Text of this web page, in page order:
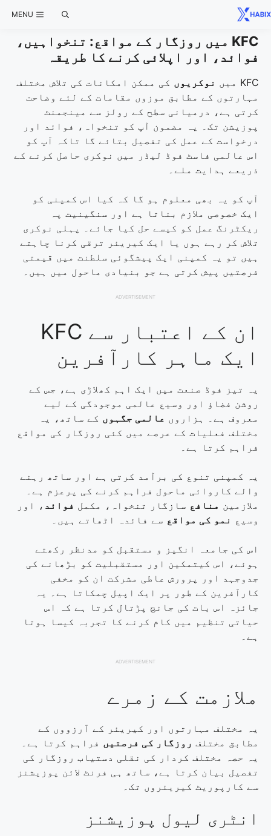
content
MENU
KFC میں روزگار کے مواقع: تنخواہیں،
فوائد، اور اپلائی کرنے کا طریقہ
KFC میں نوکریوں کی ممکن امکانات کی تلاش مختلف
مہارتوں کے مطابق موزوں مقامات کے لئے وضاحت
کرتی ہے، درمیانی سطح کے رولز سے مینجمنٹ
پوزیشن تک۔ یہ مضمون آپ کو تنخواہ، فوائد اور
درخواست کے عمل کی تفصیل بتائے گا تاکہ آپ کو
اس عالمی فاسٹ فوڈ لیڈر میں نوکری حاصل کرنے کے
ذریعے ہدایت ملے۔
آپ کو یہ بھی معلوم ہو گا کہ کیا اس کمپنی کو
ایک خصوصی ملازم بناتا ہے اور سنگینیت پہ
ریکٹرنگ عمل کو کیسے حل کیا جائے۔ پہلی نوکری
تلاش کر رہے ہوں یا ایک کیریئر ترقی کرنا چاہتے
ہیں تو یہ کمپنی ایک پیشگوئی سلطنت میں قیمتی
فرصتیں پیش کرتی ہے جو بنیادی ماحول میں ہیں۔
ADVERTISEMENT
ان کے اعتبار سے KFC
ایک ماہر کارآفرین
یہ تیز فوڈ صنعت میں ایک اہم کھلاڑی ہے، جس کے
روشن فضاؤ اور وسیع عالمی موجودگی کے لیے
معروف ہے۔ ہزاروں عالمی جگہوں کے ساتھ، یہ
مختلف فعلیات کے عرصے میں کئی روزگار کی مواقع
فراہم کرتا ہے۔
یہ کمپنی تنوع کی برآمد کرتی ہے اور ساتھ رہنے
والے کاروائی ماحول فراہم کرنے کی پرعزم ہے۔
ملازمین منافع سازگار تنخواہ، مکمل فوائد ، اور
وسیع نمو کی مواقع سے فائدہ اٹھاتے ہیں۔
اس کی جامعہ انگیز و مستقبل کو مدنظر رکھتے
ہوئے، اس کیتمکین اور مستقبلیت کو بڑھانے کی
جدوجہد اور پرورش عاطی مشرکت ان کو مخفی
کارآفرین کے طور پر ایک اپیل چمکاتا ہے۔ یہ
جائزہ اس بات کی جانچ پڑتال کرتا ہے کہ اس
حیاتی تنظیم میں کام کرنے کا تجربہ کیسا ہوتا
ہے۔
ADVERTISEMENT
ملازمت کے زمرے
یہ مختلف مہارتوں اور کیریئر کے آرزووں کے
مطابق مختلف روزگار کی فرصتیں فراہم کرتا ہے۔
یہ حصہ مختلف کردار کی نقلی دستیاب روزگار کی
تفصیل بیان کرتا ہے، ساتھ ہی فرنٹ لائن پوزیشنز
سے کارپوریٹ کیریئروں تک۔
انٹری لیول پوزیشنز